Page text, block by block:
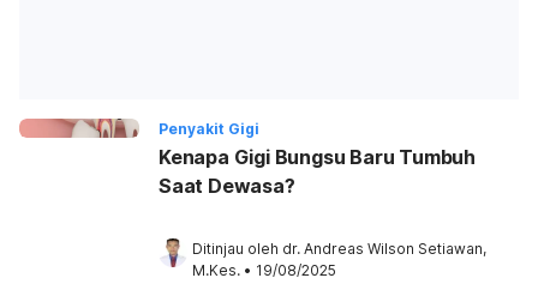
Penyakit Gigi
Kenapa Gigi Bungsu Baru Tumbuh
Saat Dewasa?
Ditinjau oleh dr. Andreas Wilson Setiawan,
M.Kes. • 19/08/2025